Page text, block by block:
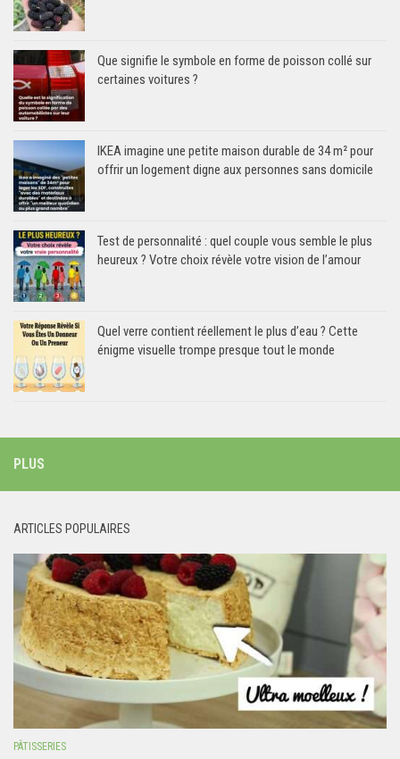
Que signifie le symbole en forme de poisson collé sur
certaines voitures ?
IKEA imagine une petite maison durable de 34 m² pour
offrir un logement digne aux personnes sans domicile
Test de personnalité : quel couple vous semble le plus
heureux ? Votre choix révèle votre vision de l’amour
Quel verre contient réellement le plus d’eau ? Cette
énigme visuelle trompe presque tout le monde
PLUS
ARTICLES POPULAIRES
PÂTISSERIES